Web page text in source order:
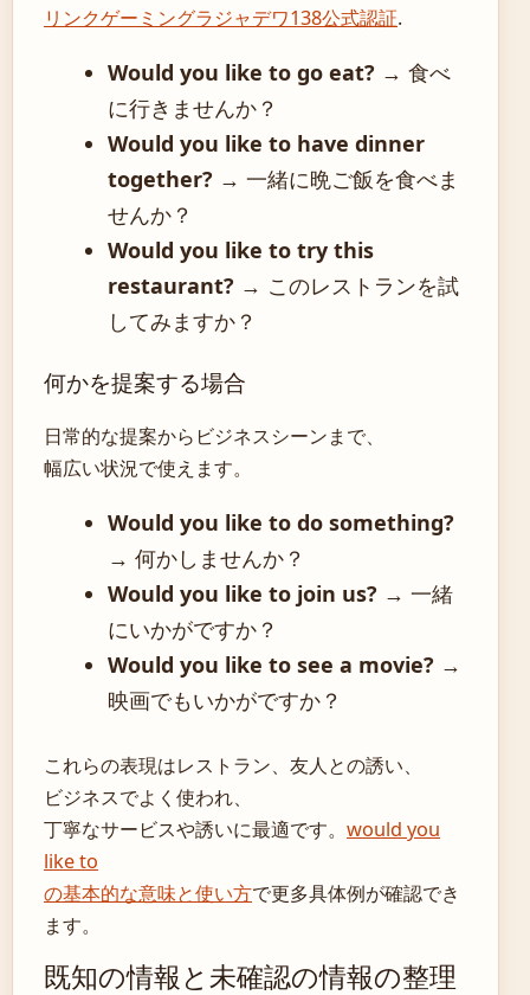
リンクゲーミングラジャデワ138公式認証.
Would you like to go eat? → 食べ
に行きませんか？
Would you like to have dinner
together? → 一緒に晩ご飯を食べま
せんか？
Would you like to try this
restaurant? → このレストランを試
してみますか？
何かを提案する場合
日常的な提案からビジネスシーンまで、
幅広い状況で使えます。
Would you like to do something?
→ 何かしませんか？
Would you like to join us? → 一緒
にいかがですか？
Would you like to see a movie? →
映画でもいかがですか？
これらの表現はレストラン、友人との誘い、
ビジネスでよく使われ、
丁寧なサービスや誘いに最適です。 would you
like to
の基本的な意味と使い方で更多具体例が確認でき
ます。
既知の情報と未確認の情報の整理